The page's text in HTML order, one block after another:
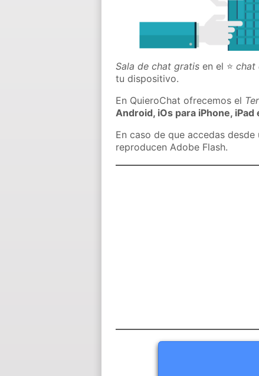
Sala de chat gratis en el ⭐chat
tu dispositivo.
En QuieroChat ofrecemos el
Android, iOs para iPhone, iPad
En caso de que accedas
reproducen Adobe Flash.